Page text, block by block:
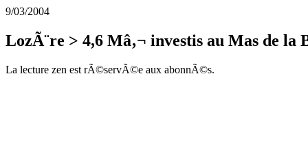
9/03/2004
LozÃ¨re > 4,6 Mâ‚¬ investis au Mas de la
La lecture zen est rÃ©servÃ©e aux abonnÃ©s.